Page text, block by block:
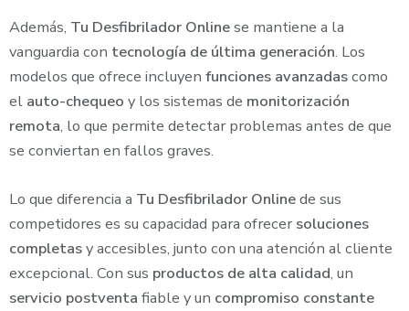
Además, Tu Desfibrilador Onlinese mantiene a la
vanguardia con tecnología de última generación. Los
modelos que ofrece incluyen funciones avanzadascomo
el auto-chequeo y los sistemas de monitorización
remota, lo que permite detectar problemas antes de que
se conviertan en fallos graves.
Lo que diferencia a Tu Desfibrilador Onlinede sus
competidores es su capacidad para ofrecersoluciones
completasy accesibles, junto con una atención al cliente
excepcional. Con sus productos de alta calidad, un
servicio postventa fiable y un compromiso constante